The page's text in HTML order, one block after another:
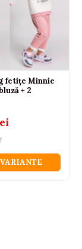
fetițe Minnie
+ 2